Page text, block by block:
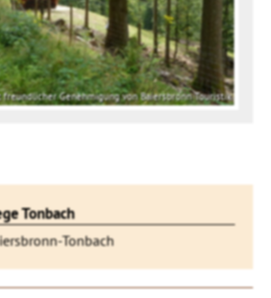
freundlicher Genehmigung von Baiersbronn Touristik
Tonbach
Tonbach